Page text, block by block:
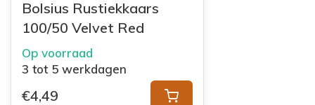
Bolsius Rustiekkaars
100/50 Velvet Red
Op voorraad
3 tot 5 werkdagen
€4,49